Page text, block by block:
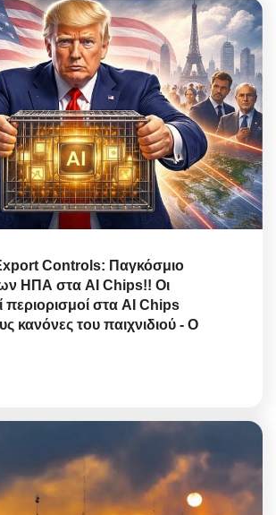
Controls: Παγκόσμιο
ΗΠΑ στα AI Chips!! Οι
περιορισμοί στα AI Chips
κανόνες του παιχνιδιού - Ο